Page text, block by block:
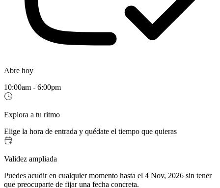
Abre hoy
10:00am - 6:00pm
Explora a tu ritmo
Elige la hora de entrada y quédate el tiempo que quieras
Validez ampliada
Puedes acudir en cualquier momento hasta el 4 Nov, 2026 sin tener
que preocuparte de fijar una fecha concreta.